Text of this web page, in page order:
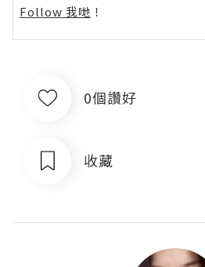
Follow 我哋 ！
0個讚好
收藏